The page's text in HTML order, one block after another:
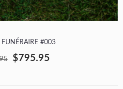
FUNÉRAIRE #003
$795.95